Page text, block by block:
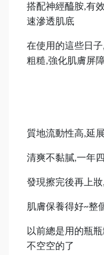
搭配神經醯胺,有
速滲透肌底
在使用的這些日子,
粗糙,強化肌膚屏
質地流動性高,延
清爽不黏膩,一年
發現擦完後再上妝,
肌膚保養得好~整
以前總是用的瓶
不空空的了